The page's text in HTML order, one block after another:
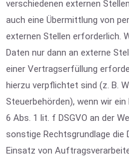
verschiedenen externen
auch eine Übermittlung von
externen Stellen erforderlich.
Daten nur dann an externe
einer Vertragserfüllung
hierzu verpflichtet sind (z. B.
Steuerbehörden), wenn wir
6 Abs. 1 lit. f DSGVO an der
sonstige Rechtsgrundlage die
Einsatz von